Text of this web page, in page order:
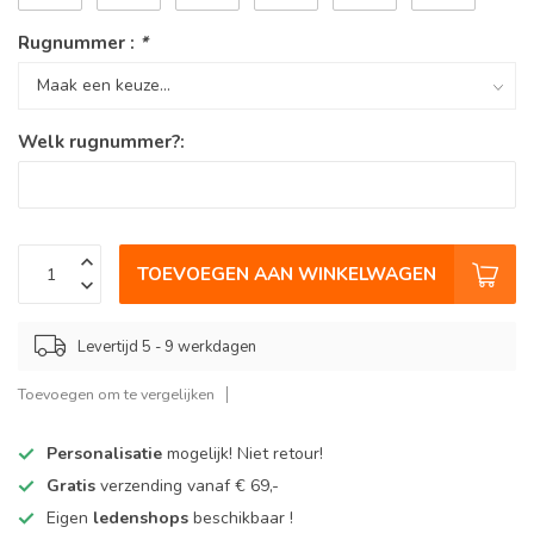
Rugnummer : *
Welk rugnummer?:
TOEVOEGEN AAN WINKELWAGEN
Levertijd 5 - 9 werkdagen
Toevoegen om te vergelijken
Personalisatie mogelijk! Niet retour!
Gratis verzending vanaf € 69,-
Eigen ledenshops beschikbaar !